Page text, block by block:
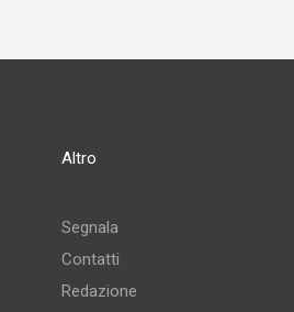
Altro
Segnala
Contatti
Redazione